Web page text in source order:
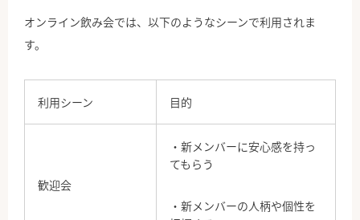
オンライン飲み会では、以下のようなシーンで利用されま
す。
利用シーン 目的
歓迎会
・新メンバーに安心感を持っ
てもらう
・新メンバーの人柄や個性を